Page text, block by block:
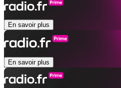
En savoir plus
En savoir plus